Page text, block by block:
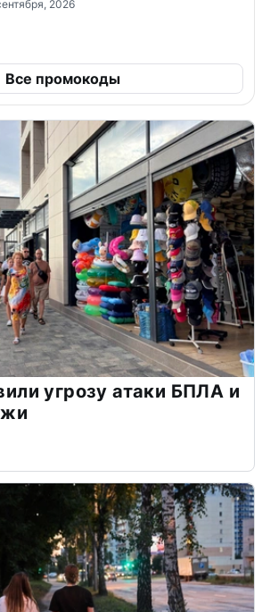
2026
Все промокоды
угрозу атаки БПЛА и